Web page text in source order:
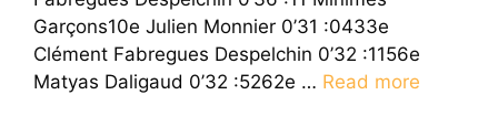
Garçons10e Julien Monnier 0’31 :0433e
Clément Fabregues Despelchin 0’32 :1156e
Matyas Daligaud 0’32 :5262e … Read more